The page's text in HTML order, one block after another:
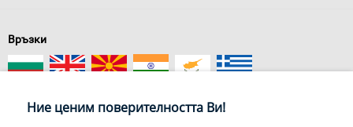
Връзки
Ние ценим поверителността Ви!